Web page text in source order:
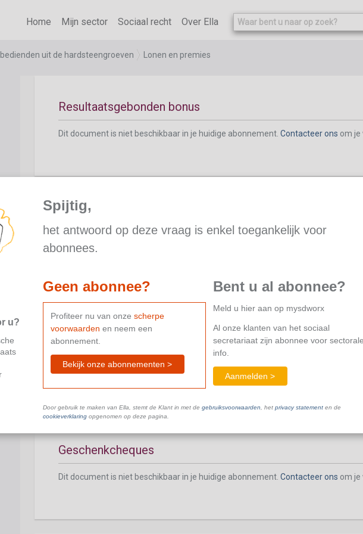
Home Mijn sector Sociaal recht Over Ella
uit de hardsteengroeven Lonen en premies
Dit document is niet beschikbaar in je huidige abonnement.Contacteer ons om je
Resultaatsgebonden bonus
Dit document is niet beschikbaar in je huidige abonnement. Contacteer ons om je
Dit document is niet beschikbaar in je huidige abonnement. om
Maaltijdcheques
Dit document is niet beschikbaar in je huidige abonnement. om
Geschenkcheques
Dit document is niet beschikbaar in je huidige abonnement. Contacteer ons om je
u?
Spijtig,
het antwoord op deze vraag is enkel toegankelijk voor
abonnees.
Geen abonnee?
Profiteer nu van onze scherpe
voorwaarden en neem een
abonnement.
Bekijk onze abonnementen >
Bent u al abonnee?
Meld u hier aan op mysdworx
Al onze klanten van het sociaal
secretariaat zijn abonnee voor sectorale
info.
Aanmelden >
Door gebruik te maken van Ella, stemt de Klant in met de gebruiksvoorwaarden , het privacy statementen de
cookieverklaringopgenomen op deze pagina.